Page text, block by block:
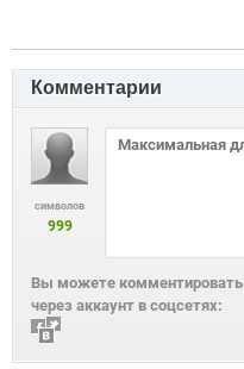
Комментарии
символов
999
Вы можете комментировать
через аккаунт в соцсетях: